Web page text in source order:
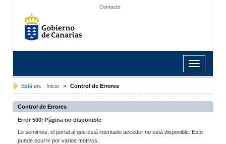
Contacto
Toggle
navigation
Está en: Inicio > Control de Errores
Control de Errores
Error 500: Página no disponible
Lo sentimos, el portal al que está intentado acceder no está disponible. Esto
puede ocurrir por varios motivos: